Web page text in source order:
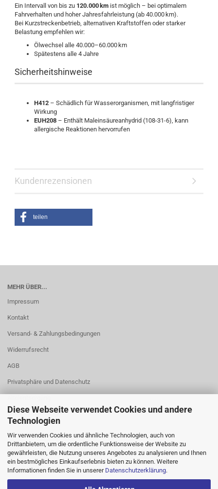
Diese Webseite verwendet Cookies und andere
Technologien
Wir verwenden Cookies und ähnliche Technologien, auch von
Drittanbietern, um die ordentliche Funktionsweise der Website zu
gewährleisten, die Nutzung unseres Angebotes zu analysieren und Ihnen
ein bestmögliches Einkaufserlebnis bieten zu können. Weitere
Informationen finden Sie in unserer Datenschutzerklärung.
Ein Intervall von bis zu 120.000 km ist möglich – bei optimalem
Fahrverhalten und hoher Jahresfahrleistung (ab 40.000 km).
Bei Kurzstreckenbetrieb, alternativen Kraftstoffen oder starker
Belastung empfehlen wir:
Ölwechsel alle 40.000–60.000 km
Spätestens alle 4 Jahre
Sicherheitshinweise
H412 – Schädlich für Wasserorganismen, mit langfristiger
Wirkung
EUH208 – Enthält Maleinsäureanhydrid (108-31-6), kann
allergische Reaktionen hervorrufen
Kundenrezensionen
teilen
MEHR ÜBER...
Impressum
Kontakt
Versand- & Zahlungsbedingungen
Widerrufsrecht
AGB
Privatsphäre und Datenschutz
Cookie Einstellungen